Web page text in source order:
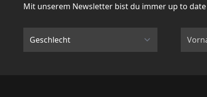
Mit unserem Newsletter bist du immer up to